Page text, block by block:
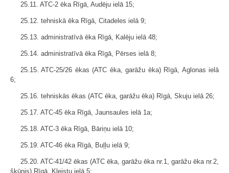
25.11. ATC-2 ēka Rīgā, Audēju ielā 15;
25.12. tehniskā ēka Rīgā, Citadeles ielā 9;
25.13. administratīvā ēka Rīgā, Kalēju ielā 48;
25.14. administratīvā ēka Rīgā, Pērses ielā 8;
25.15. ATC-25/26 ēkas (ATC ēka, garāžu ēka) Rīgā, Aglonas ielā
6;
25.16. tehniskās ēkas (ATC ēka, garāžu ēka) Rīgā, Skuju ielā 26;
25.17. ATC-45 ēka Rīgā, Jaunsaules ielā 1a;
25.18. ATC-3 ēka Rīgā, Bāriņu ielā 10;
25.19. ATC-46 ēka Rīgā, Buļļu ielā 9;
25.20. ATC-41/42 ēkas (ATC ēka, garāžu ēka nr.1, garāžu ēka nr.2,
šķūnis) Rīgā, Kleistu ielā 5;